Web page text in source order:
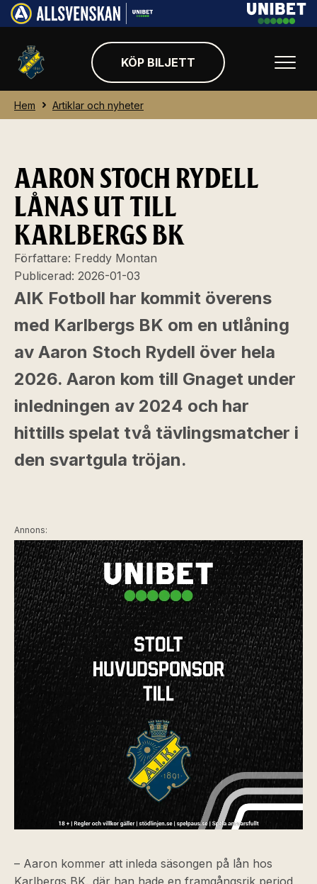
KÖP BILJETT
Hem Artiklar och nyheter
AARON STOCH RYDELL
LÅNAS UT TILL
KARLBERGS BK
Författare: Freddy Montan
Publicerad: 2026-01-03
AIK Fotboll har kommit överens
med Karlbergs BK om en utlåning
av Aaron Stoch Rydell över hela
2026. Aaron kom till Gnaget under
inledningen av 2024 och har
hittills spelat två tävlingsmatcher i
den svartgula tröjan.
Annons:
– Aaron kommer att inleda säsongen på lån hos
Karlbergs BK, där han hade en framgångsrik period